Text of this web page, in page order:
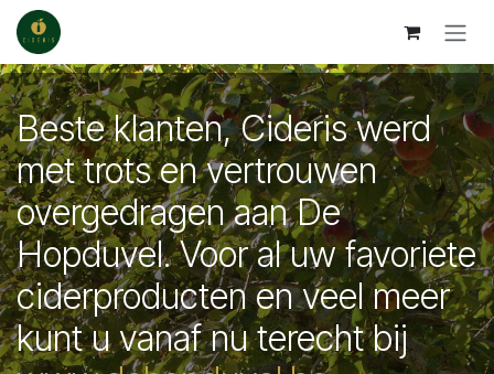
Se rendre au contenu
Beste klanten, Cideris werd
met trots en vertrouwen
overgedragen aan De
Hopduvel. Voor al uw favoriete
ciderproducten en veel meer
kunt u vanaf nu terecht bij